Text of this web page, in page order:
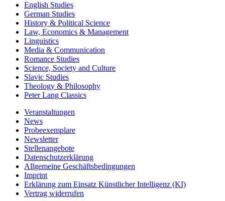
The Arts
Education
English Studies
German Studies
History & Political Science
Law, Economics & Management
Linguistics
Media & Communication
Romance Studies
Science, Society and Culture
Slavic Studies
Peter Lang Classics
Veranstaltungen
News
Probeexemplare
Newsletter
Stellenangebote
Datenschutzerklärung
Allgemeine Geschäftsbedingungen
Imprint